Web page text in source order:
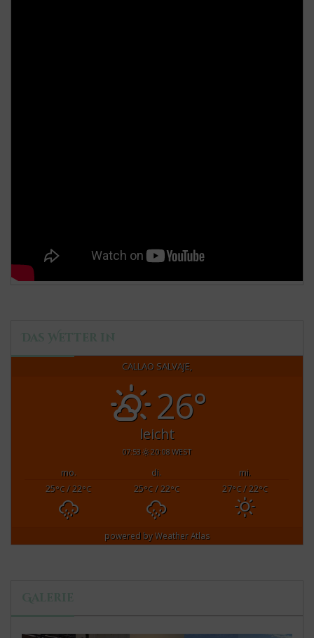
CALLAO SALVAJE,
26°
leicht
07:53 20:08 WEST
mo. di.
mi.
25°C/ 22°C 25°C/ 22°C 27°C/ 22°C
powered byWeather Atlas